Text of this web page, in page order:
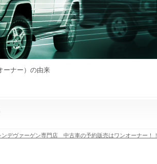
ーナー）の由来
デヴァーゲン専門店 中古車の予約販売はワンオーナー！！